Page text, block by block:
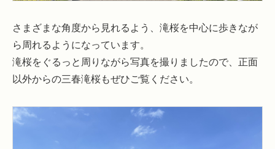
さまざまな角度から見れるよう、滝桜を中心に歩きなが
ら周れるようになっています。
滝桜をぐるっと周りながら写真を撮りましたので、正面
以外からの三春滝桜もぜひご覧ください。